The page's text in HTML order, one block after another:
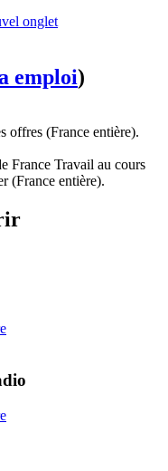
onglet
emploi)
offres (France entière).
France Travail au cours
(France entière).